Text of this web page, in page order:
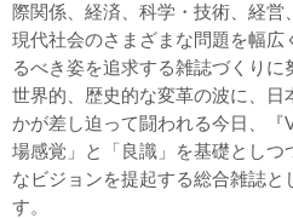
際関係、経済、科学・技術、経営
現代社会のさまざまな問題を幅広
るべき姿を追求する雑誌づくり
世界的、歴史的な変革の波に、日
かが差し迫って闘われる今日、『
場感覚」と「良識」を基礎とし
なビジョンを提起する総合雑誌と
す。